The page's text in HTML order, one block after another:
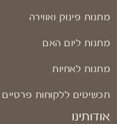
מתנות פינוק ואווירה
מתנות ליום האם
מתנות לאחיות
תכשיטים ללקוחות פרטיים
אודותינו